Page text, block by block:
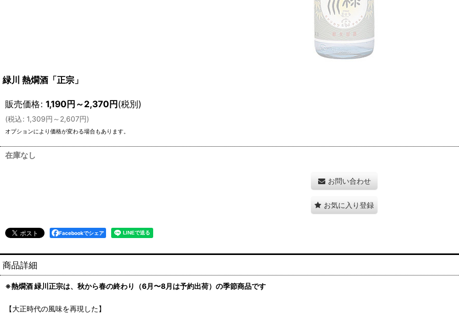
緑川 熱燗酒「正宗」
販売価格: 1,190円～2,370円(税別)
(税込: 1,309円 ～2,607円)
オプションにより価格が変わる場合もあります。
在庫なし
お問い合わせ
お気に入り登録
Facebookでシェア
商品詳細
※熱燗酒 緑川正宗は、秋から春の終わり（6月〜8月は予約出荷）の季節商品です
【大正時代の風味を再現した】